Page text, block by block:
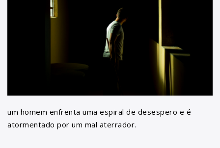
um homem enfrenta uma espiral de desespero e é
atormentado por um mal aterrador.